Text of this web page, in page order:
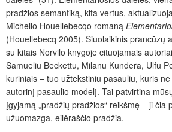
pradžios semantiką, kita vertus,
Michelio Houellebecqo romaną
(Houellebecq 2005). Šiuolaikinis prancūzų
su kitais Norvilo knygoje cituojamais
Samueliu Beckettu, Milanu Kundera, Ulfu
kūriniais – tuo užtekstiniu pasauliu, kuris
autorinį pasaulio modelį. Tai patvirtina
įgyjamą „pradžių pradžios“ reikšmę – ji čia
užuomazga, eilėraščio pradžia.